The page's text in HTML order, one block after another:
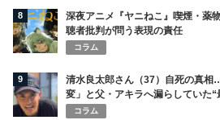
8
深夜アニメ『ヤニねこ』喫煙・薬
聴者批判が問う表現の責任
コラム
9
清水良太郎さん（37）自死の真
変」と父・アキラへ漏らしていた“
コラム